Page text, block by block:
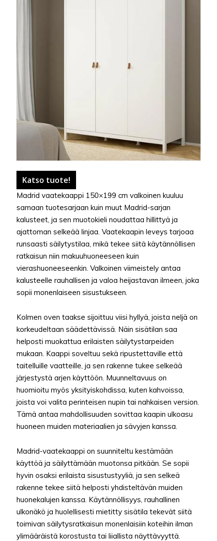
Katso tuote!
Madrid vaatekaappi 150×199 cm valkoinen kuuluu
samaan tuotesarjaan kuin muut Madrid-sarjan
kalusteet, ja sen muotokieli noudattaa hillittyä ja
ajattoman selkeää linjaa. Vaatekaapin leveys tarjoaa
runsaasti säilytystilaa, mikä tekee siitä käytännöllisen
ratkaisun niin makuuhuoneeseen kuin
vierashuoneeseenkin. Valkoinen viimeistely antaa
kalusteelle rauhallisen ja valoa heijastavan ilmeen, joka
sopii monenlaiseen sisustukseen.
Kolmen oven taakse sijoittuu viisi hyllyä, joista neljä on
korkeudeltaan säädettävissä. Näin sisätilan saa
helposti muokattua erilaisten säilytystarpeiden
mukaan. Kaappi soveltuu sekä ripustettaville että
taitelluille vaatteille, ja sen rakenne tukee selkeää
järjestystä arjen käyttöön. Muunneltavuus on
huomioitu myös yksityiskohdissa, kuten kahvoissa,
joista voi valita perinteisen nupin tai nahkaisen version.
Tämä antaa mahdollisuuden sovittaa kaapin ulkoasu
huoneen muiden materiaalien ja sävyjen kanssa.
Madrid-vaatekaappi on suunniteltu kestämään
käyttöä ja säilyttämään muotonsa pitkään. Se sopii
hyvin osaksi erilaista sisustustyyliä, ja sen selkeä
rakenne tekee siitä helposti yhdisteltävän muiden
huonekalujen kanssa. Käytännöllisyys, rauhallinen
ulkonäkö ja huolellisesti mietitty sisätila tekevät siitä
toimivan säilytysratkaisun monenlaisiin koteihin ilman
ylimääräistä korostusta tai liiallista näyttävyyttä.